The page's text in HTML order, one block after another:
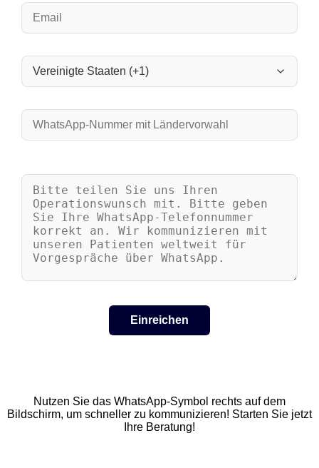
Nutzen Sie das WhatsApp-Symbol rechts auf dem
Bildschirm, um schneller zu kommunizieren! Starten Sie jetzt
Ihre Beratung!